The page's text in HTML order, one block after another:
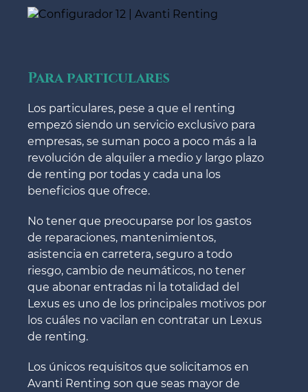
Para particulares
Los particulares, pese a que el renting
empezó siendo un servicio exclusivo para
empresas, se suman poco a poco más a la
revolución de alquiler a medio y largo plazo
de renting por todas y cada una los
beneficios que ofrece.
No tener que preocuparse por los gastos
de reparaciones, mantenimientos,
asistencia en carretera, seguro a todo
riesgo, cambio de neumáticos, no tener
que abonar entradas ni la totalidad del
Lexus es uno de los principales motivos por
los cuáles no vacilan en contratar un Lexus
de renting.
Los únicos requisitos que solicitamos en
Avanti Renting son que seas mayor de